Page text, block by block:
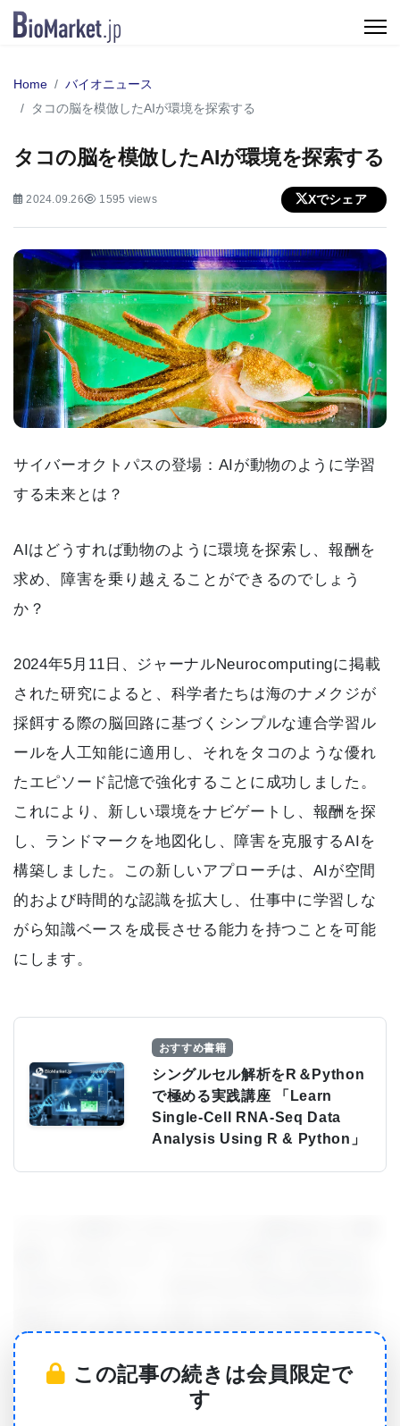
Home
バイオニュース
タコの脳を模倣したAIが環境を探索する
タコの脳を模倣したAIが環境を探索する
2024.09.26 1595 views Xでシェア
サイバーオクトパスの登場：AIが動物のように学習
する未来とは？
AIはどうすれば動物のように環境を探索し、報酬を
求め、障害を乗り越えることができるのでしょう
か？
2024年5月11日、ジャーナルNeurocomputingに掲載
された研究によると、科学者たちは海のナメクジが
採餌する際の脳回路に基づくシンプルな連合学習ル
ールを人工知能に適用し、それをタコのような優れ
たエピソード記憶で強化することに成功しました。
これにより、新しい環境をナビゲートし、報酬を探
し、ランドマークを地図化し、障害を克服するAIを
構築しました。この新しいアプローチは、AIが空間
的および時間的な認識を拡大し、仕事中に学習しな
がら知識ベースを成長させる能力を持つことを可能
にします。
おすすめ書籍
シングルセル解析をR＆Python
で極める実践講座 「Learn
Single-Cell RNA-Seq Data
Analysis Using R & Python」
が主導し、農業生物工学教授ギリシュ・チョウダリ
ー（Girish Chowdhary）のサポートを受けたこの研
究は、オープンアクセスで公開されています。論文
この記事の続きは会員限定で
す